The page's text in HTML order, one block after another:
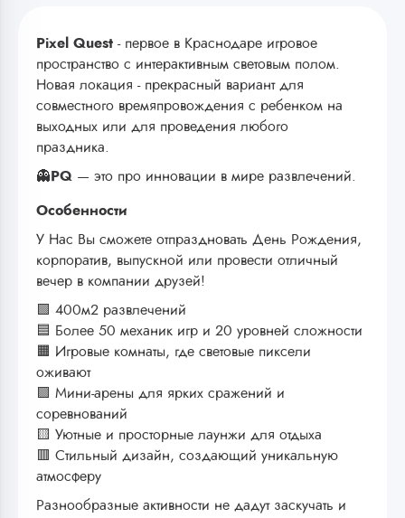
Pixel Quest - первое в Краснодаре игровое
пространство с интерактивным световым полом.
Новая локация - прекрасный вариант для
совместного времяпровождения с ребенком на
выходных или для проведения любого
праздника.
👻 PQ — это про инновации в мире развлечений.
Особенности
У Нас Вы сможете отпраздновать День Рождения,
корпоратив, выпускной или провести отличный
вечер в компании друзей!
🟩 400м2 развлечений
🟦 Более 50 механик игр и 20 уровней сложности
🟧 Игровые комнаты, где световые пиксели
оживают
🟪 Мини-арены для ярких сражений и
соревнований
🟨 Уютные и просторные лаунжи для отдыха
🟥 Стильный дизайн, создающий уникальную
атмосферу
Разнообразные активности не дадут заскучать и